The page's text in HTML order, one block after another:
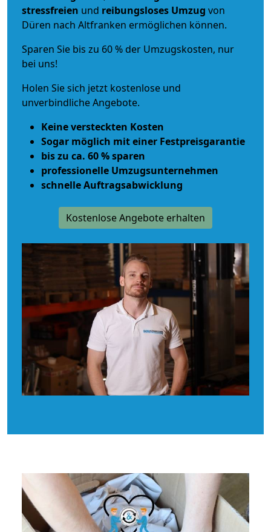
stressfreien und reibungsloses Umzug von
Düren nach Altfranken ermöglichen können.
Sparen Sie bis zu 60 % der Umzugskosten, nur
bei uns!
Holen Sie sich jetzt kostenlose und
unverbindliche Angebote.
Keine versteckten Kosten
Sogar möglich mit einer Festpreisgarantie
bis zu ca. 60 % sparen
professionelle Umzugsunternehmen
schnelle Auftragsabwicklung
Kostenlose Angebote erhalten